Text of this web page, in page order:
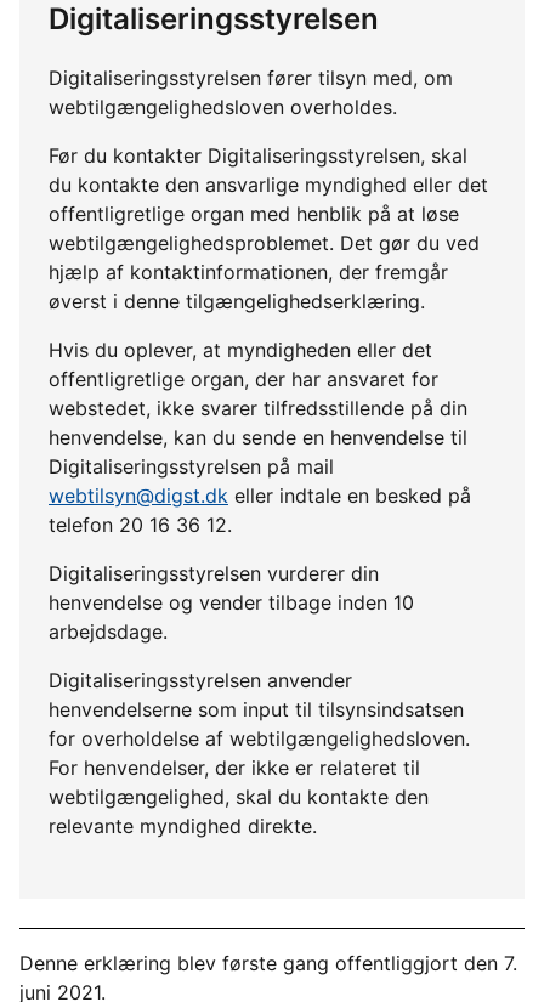
Digitaliseringsstyrelsen
Digitaliseringsstyrelsen fører tilsyn med, om
webtilgængelighedsloven overholdes.
Før du kontakter Digitaliseringsstyrelsen, skal
du kontakte den ansvarlige myndighed eller det
offentligretlige organ med henblik på at løse
webtilgængelighedsproblemet. Det gør du ved
hjælp af kontaktinformationen, der fremgår
øverst i denne tilgængelighedserklæring.
Hvis du oplever, at myndigheden eller det
offentligretlige organ, der har ansvaret for
webstedet, ikke svarer tilfredsstillende på din
henvendelse, kan du sende en henvendelse til
Digitaliseringsstyrelsen på mail
webtilsyn@digst.dk eller indtale en besked på
telefon 20 16 36 12.
Digitaliseringsstyrelsen vurderer din
henvendelse og vender tilbage inden 10
arbejdsdage.
Digitaliseringsstyrelsen anvender
henvendelserne som input til tilsynsindsatsen
for overholdelse af webtilgængelighedsloven.
For henvendelser, der ikke er relateret til
webtilgængelighed, skal du kontakte den
relevante myndighed direkte.
Denne erklæring blev første gang offentliggjort den 7.
juni 2021.